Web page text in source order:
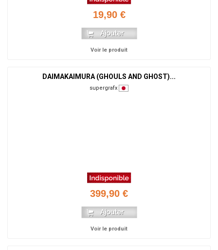
19,90 €
Voir le produit
DAIMAKAIMURA (GHOULS AND GHOST)...
supergrafx
399,90 €
Voir le produit